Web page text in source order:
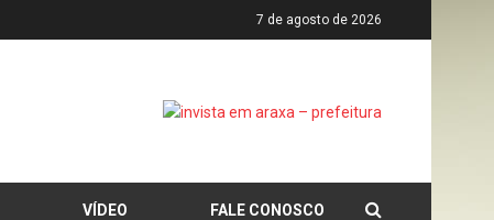
7 de agosto de 2026
VÍDEO FALE CONOSCO